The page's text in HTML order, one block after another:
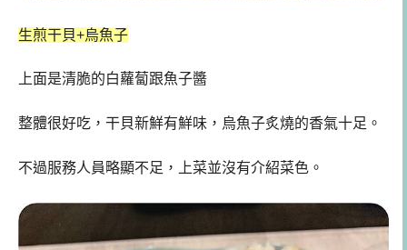
生煎干貝+烏魚子
上面是清脆的白蘿蔔跟魚子醬
整體很好吃，干貝新鮮有鮮味，烏魚子炙燒的香氣十足。
不過服務人員略顯不足，上菜並沒有介紹菜色。